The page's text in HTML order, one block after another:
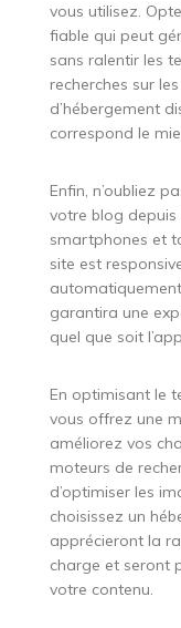
vous utilisez.
fiable qui peut
sans ralentir les
recherches sur
d’hébergement
correspond le
Enfin, n’oubliez
votre blog
smartphones et
site est
garantira une
quel que soit
En optimisant le
vous offrez une
améliorez vos
moteurs de
d’optimiser les
choisissez un
apprécieront la
charge et seront
votre contenu.